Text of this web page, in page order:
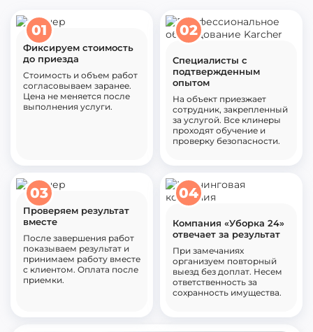
01
Фиксируем стоимость
до приезда
Стоимость и объем работ
согласовываем заранее.
Цена не меняется после
выполнения услуги.
02
Специалисты с
подтвержденным
опытом
На объект приезжает
сотрудник, закрепленный
за услугой. Все клинеры
проходят обучение и
проверку безопасности.
03
Проверяем результат
вместе
После завершения работ
показываем результат и
принимаем работу вместе
с клиентом. Оплата после
приемки.
04
Компания «Уборка 24»
отвечает за результат
При замечаниях
организуем повторный
выезд без доплат. Несем
ответственность за
сохранность имущества.